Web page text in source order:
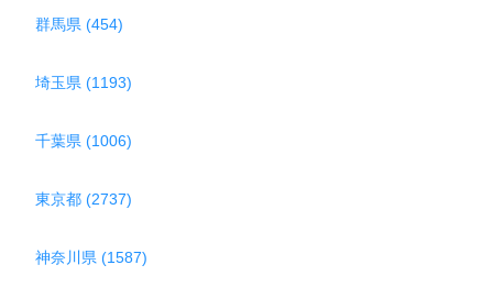
群馬県 (454)
埼玉県 (1193)
千葉県 (1006)
東京都 (2737)
神奈川県 (1587)